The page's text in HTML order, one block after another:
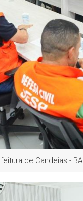
de Candeias - BA